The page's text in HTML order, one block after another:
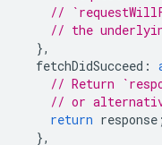
//
// the
},
fetchDidSucceed :
// Return
// or
return response ;
},